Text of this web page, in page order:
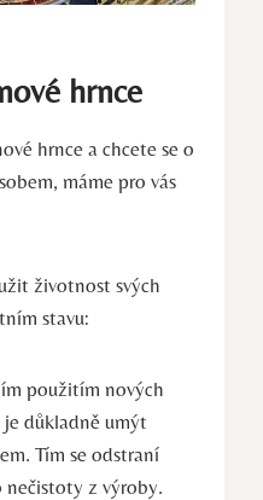
hrnce
hrnce a chcete se o
máme pro vás
životnost svých
stavu:
použitím nových
důkladně umýt
Tím se odstraní
z výroby.